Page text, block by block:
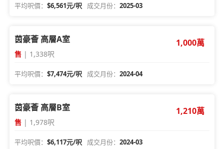
平均呎價：$6,561元/呎 成交月份：2025-03
茵豪薈 高層A室
售 | 1,338呎
1,000萬
平均呎價：$7,474元/呎 成交月份：2024-04
茵豪薈 高層B室
售 | 1,978呎
1,210萬
平均呎價：$6,117元/呎 成交月份：2024-03